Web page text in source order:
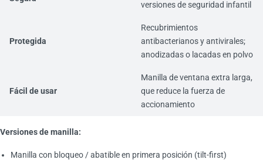
versiones de seguridad infantil
Protegida
Recubrimientos
antibacterianos y antivirales;
anodizadas o lacadas en polvo
Fácil de usar
Manilla de ventana extra larga,
que reduce la fuerza de
accionamiento
Versiones de manilla:
Manilla con bloqueo / abatible en primera posición (tilt-first)